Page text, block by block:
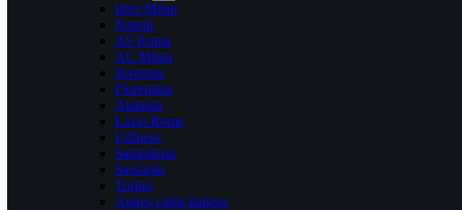
Inter Milan
Napoli
AS Roma
AC Milan
Juventus
Fiorentina
Atalanta
Lazio Rome
Udinese
Sampdoria
Sassuolo
Torino
Autres clubs italiens